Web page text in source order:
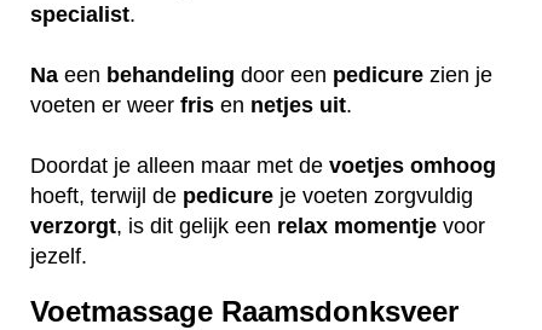
specialist.
Na een behandeling door een pedicure zien je
voeten er weer fris en netjes uit.
Doordat je alleen maar met de voetjes omhoog
hoeft, terwijl de pedicure je voeten zorgvuldig
verzorgt, is dit gelijk een relax momentje voor
jezelf.
Voetmassage Raamsdonksveer